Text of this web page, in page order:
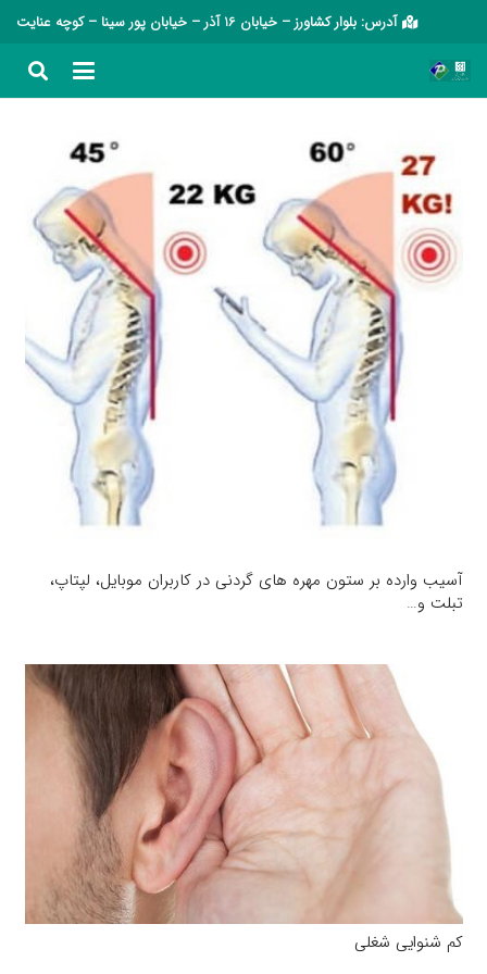
آدرس: بلوار کشاورز – خیابان 16 آذر – خیابان پور سینا – کوچه عنایت
آسیب وارده بر ستون مهره های گردنی در کاربران موبایل، لپتاپ،
تبلت و…
کم شنوایی شغلی